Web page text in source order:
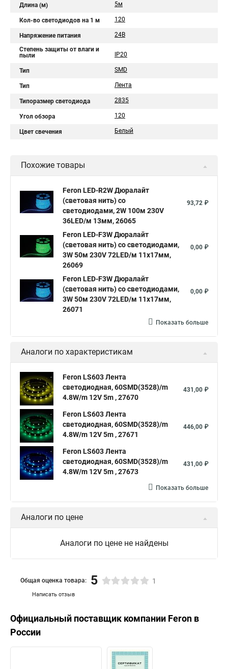
Длина (м) 5м
Кол-во светодиодов на 1 м 120
Напряжение питания 24В
Степень защиты от влаги и
пыли
IP20
Тип SMD
Тип Лента
Типоразмер светодиода 2835
Угол обзора 120
Цвет свечения Белый
Похожие товары
Feron LED-R2W Дюралайт
(световая нить) со
светодиодами, 2W 100м 230V
36LED/м 13мм, 26065
93,72 ₽
Feron LED-F3W Дюралайт
(световая нить) со светодиодами,
3W 50м 230V 72LED/м 11х17мм,
26069
0,00 ₽
Feron LED-F3W Дюралайт
(световая нить) со светодиодами,
3W 50м 230V 72LED/м 11х17мм,
26071
0,00 ₽
Показать больше
Аналоги по характеристикам
Feron LS603 Лента
светодиодная, 60SMD(3528)/m
4.8W/m 12V 5m , 27670
431,00 ₽
Feron LS603 Лента
светодиодная, 60SMD(3528)/m
4.8W/m 12V 5m , 27671
446,00 ₽
Feron LS603 Лента
светодиодная, 60SMD(3528)/m
4.8W/m 12V 5m , 27673
431,00 ₽
Показать больше
Аналоги по цене
Аналоги по цене не найдены
Написать отзыв
Общая оценка товара: 5 1
Официальный поставщик компании Feron в
России